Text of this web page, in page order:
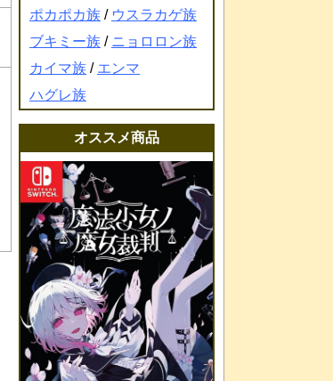
ポカポカ族 / ウスラカゲ族
ブキミー族 / ニョロロン族
カイマ族 / エンマ
ハグレ族
オススメ商品